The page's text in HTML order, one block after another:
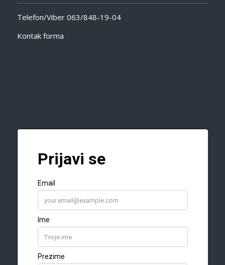
Telefon/Viber 063/848-19-04
Kontak forma